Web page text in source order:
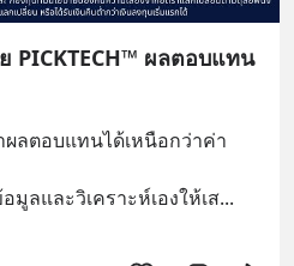
PICKTECH™ ผลตอบแทน
ลตอบแทนได้เหนือกว่าค่า
ลและวิเคราะห์เองให้เส...